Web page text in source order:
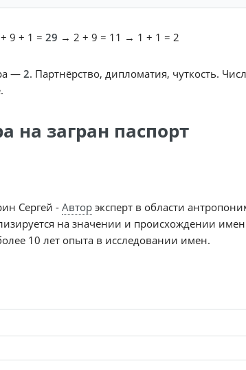
9 + 1 = 29 → 2 + 9 = 11 → 1 + 1 = 2
— 2. Партнёрство, дипломатия, чуткость.
на загран паспорт
Сергей -Авторэксперт в области
на значении и происхождении
10 лет опыта в исследовании имен.